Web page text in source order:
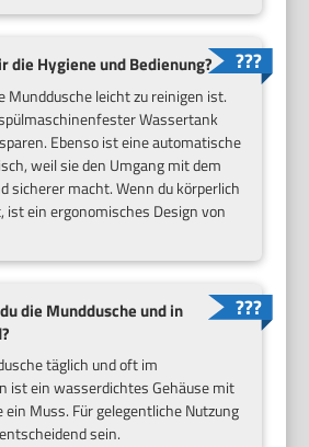
die Hygiene und Bedienung?
Munddusche leicht zu reinigen ist.
Wassertank
Ebenso ist eine automatische
weil sie den Umgang mit dem
sicherer macht. Wenn du körperlich
ein ergonomisches Design von
die Munddusche und in
täglich und oft im
ist ein wasserdichtes Gehäuse mit
Muss. Für gelegentliche Nutzung
sein.